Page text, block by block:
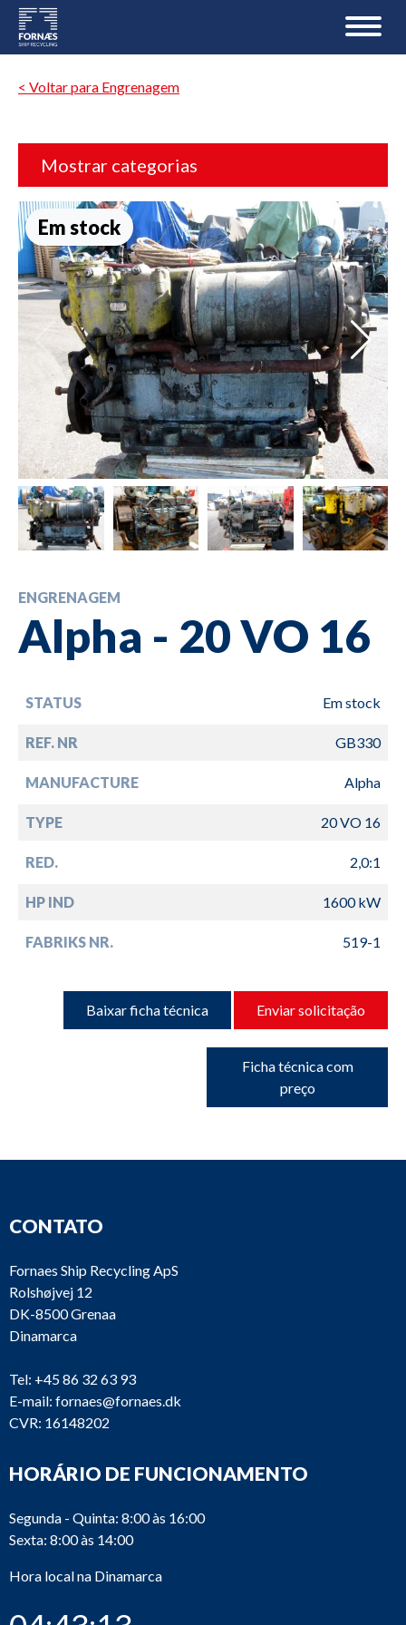
< Voltar para Engrenagem
Mostrar categorias
Em stock
ENGRENAGEM
Alpha - 20 VO 16
STATUS Em stock
REF. NR GB330
MANUFACTURE Alpha
TYPE 20 VO 16
RED. 2,0:1
HP IND 1600 kW
FABRIKS NR. 519-1
Baixar ficha técnica Enviar solicitação
Ficha técnica com
preço
CONTATO
Fornaes Ship Recycling ApS
Rolshøjvej 12
DK-8500 Grenaa
Dinamarca
Tel: +45 86 32 63 93
E-mail: fornaes@fornaes.dk
CVR: 16148202
HORÁRIO DE FUNCIONAMENTO
Segunda - Quinta: 8:00 às 16:00
Sexta: 8:00 às 14:00
Hora local na Dinamarca